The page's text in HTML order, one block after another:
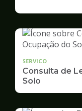
SERVICO
Consulta de
Solo